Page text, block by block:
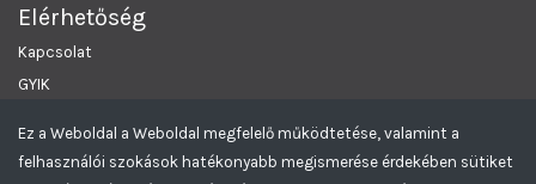
Elérhetőség
Kapcsolat
GYIK
MRKL Budapest© 2026 Minden Jog Fenntartva.
Ez a Weboldal a Weboldal megfelelő működtetése, valamint a
felhasználói szokások hatékonyabb megismerése érdekében sütiket